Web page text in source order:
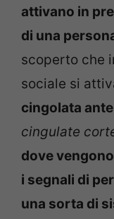
attivano in
di una
scoperto che
sociale si
cingolata
cingulate
dove
i segnali di
una sorta di